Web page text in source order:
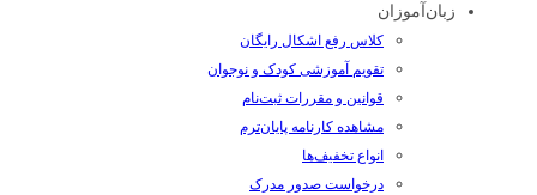
زبان‌آموزان
کلاس رفع اشکال رایگان
تقویم آموزشی کودک و نوجوان
قوانین و مقررات ثبت‌نام
مشاهده کارنامه پایان‌ترم
انواع تخفیف‌ها
درخواست صدور مدرک